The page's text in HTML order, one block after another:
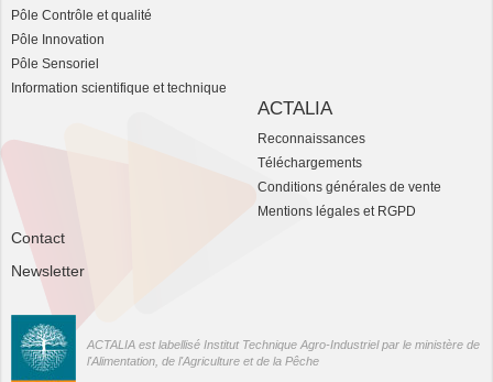
Pôle Contrôle et qualité
Pôle Innovation
Pôle Sensoriel
Information scientifique et technique
ACTALIA
Reconnaissances
Téléchargements
Conditions générales de vente
Mentions légales et RGPD
Contact
Newsletter
ACTALIA est labellisé Institut Technique Agro-Industriel par le ministère de
l'Alimentation, de l'Agriculture et de la Pêche